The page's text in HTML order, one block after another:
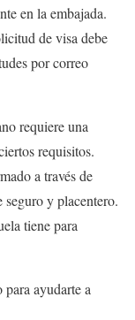
en la embajada.
de visa debe
por correo
requiere una
requisitos.
a través de
y placentero.
tiene para
para ayudarte a